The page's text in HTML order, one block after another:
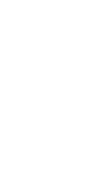
ッP-X アレサCOLLECTION